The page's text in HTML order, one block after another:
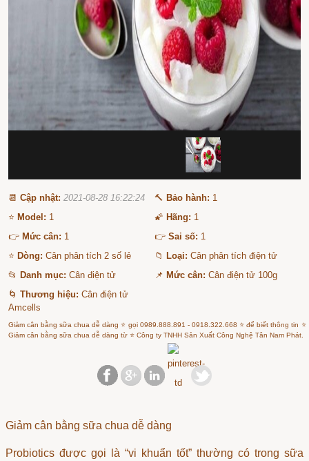
📆Cập nhật: 2021-08-28 16:22:24 🔨 Bảo hành: 1
⭐ Model: 1 🌠 Hãng: 1
👉 Mức cân: 1 👉Sai số: 1
⭐ Dòng: Cân phân tích 2 số lẻ 📁 Loại: Cân phân tích điện tử
📂 Danh mục: Cân điện tử 📌 Mức cân: Cân điện tử 100g
🌀Thương hiệu: Cân điện tử
Amcells
Giảm cân bằng sữa chua dễ dàng ⭐ gọi 0989.888.891 - 0918.322.668 ⭐ để biết thông tin ⭐
Giảm cân bằng sữa chua dễ dàng từ ⭐ Công ty TNHH Sản Xuất Công Nghệ Tân Nam Phát.
Giảm cân bằng sữa chua dễ dàng
Probiotics được gọi là “vi khuẩn tốt” thường có trong sữa